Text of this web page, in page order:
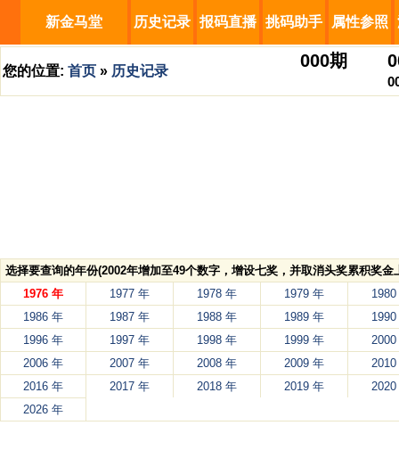
新金马堂 历史记录 报码直播 挑码助手 属性参照
您的位置: 首页 » 历史记录
000期
选择要查询的年份(2002年增加至49个数字，增设七奖，并取消头奖累积奖
1976 年
1977 年 1978 年 1979 年
1986 年
1987 年 1988 年 1989 年
1996 年
1997 年 1998 年 1999 年
2000
2006 年
2007 年 2008 年 2009 年
2010
2016 年
2017 年 2018 年 2019 年
2020
2026 年